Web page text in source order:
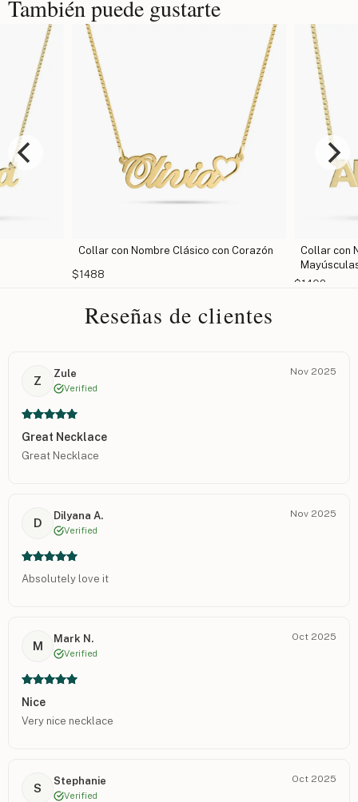
También puede gustarte
con Nombre Clásico con Corazón
Collar con Nombre en Letras
Reseñas de clientes
Z
Zule
Verified
Nov 2025
Great Necklace
Great Necklace
D
Dilyana A.
Verified
Nov 2025
Absolutely love it
M
Mark N.
Verified
Oct 2025
Nice
Very nice necklace
S
Stephanie
Verified
Oct 2025